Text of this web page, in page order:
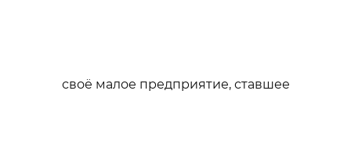
своё малое предприятие, ставшее